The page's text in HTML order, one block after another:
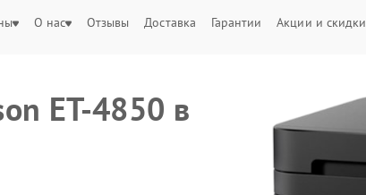
О нас Отзывы Доставка Гарантии Акции и скидки
ET-4850 в